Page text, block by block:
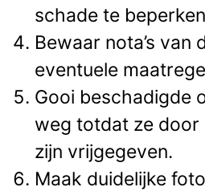
schade te
Bewaar nota’s van
eventuele
Gooi beschadigde
weg totdat ze door
zijn vrijgegeven.
Maak duidelijke